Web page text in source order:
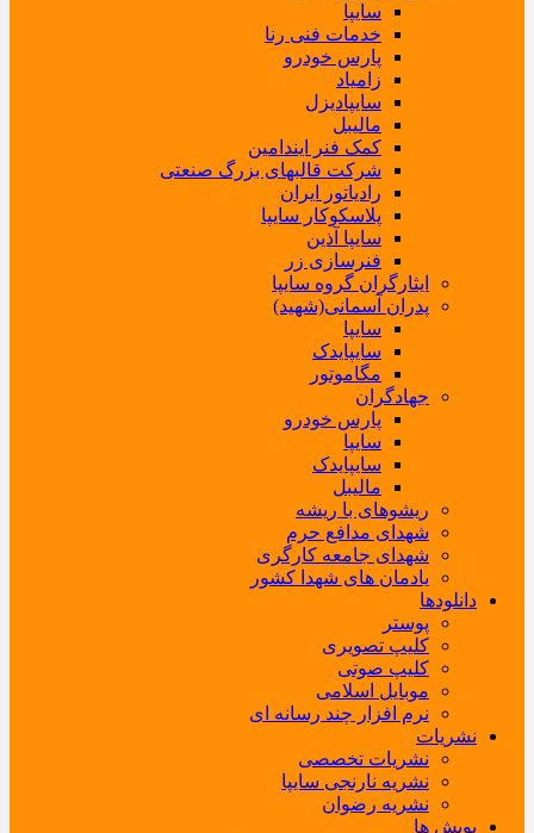
سایپا
خدمات فنی رنا
پارس خودرو
زامیاد
سایپادیزل
مالیبل
کمک فنر ایندامین
شرکت قالبهای بزرگ صنعتی
رادیاتور ایران
پلاسکوکار سایپا
سایپا آذین
فنرسازی زر
ایثارگران گروه سایپا
پدران آسمانی(شهید)
سایپا
سایپایدک
مگاموتور
جهادگران
پارس خودرو
سایپا
سایپایدک
مالیبل
ریشوهای با ریشه
شهدای مدافع حرم
شهدای جامعه کارگری
یادمان های شهدا کشور
دانلودها
پوستر
کلیپ تصویری
کلیپ صوتی
موبایل اسلامی
نرم افزار چند رسانه ای
نشریات
نشریات تخصصی
نشریه نارنجی سایپا
نشریه رضوان
پویش ها